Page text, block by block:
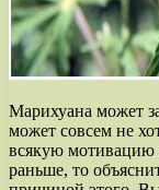
Марихуана может
может совсем не
всякую мотивацию
раньше, то